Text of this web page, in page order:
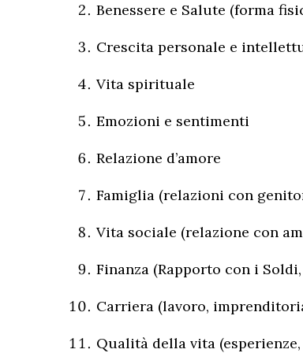
Benessere e Salute (forma
Crescita personale e
Vita spirituale
Emozioni e sentimenti
Relazione d’amore
Famiglia (relazioni con
Vita sociale (relazione con
Finanza (Rapporto con i
Carriera (lavoro,
Qualità della vita